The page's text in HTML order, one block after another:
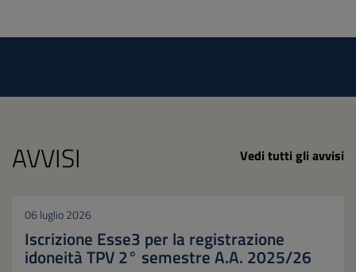
AVVISI Vedi tutti gli avvisi
06 luglio 2026
Iscrizione Esse3 per la registrazione
idoneità TPV 2° semestre A.A. 2025/26